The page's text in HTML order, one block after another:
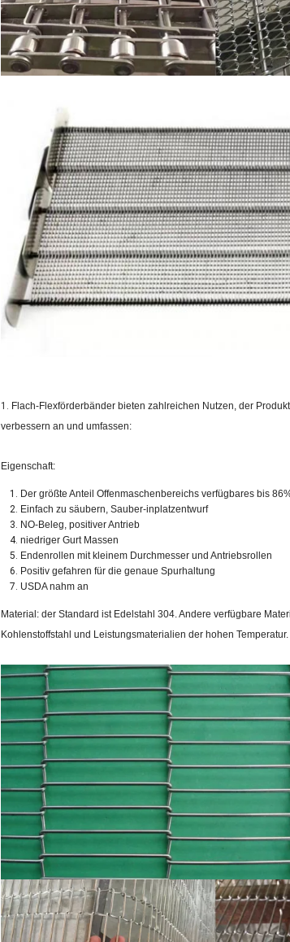
1. Flach-Flexförderbänder bieten zahlreichen Nutzen, der
verbessern an und umfassen:
Eigenschaft:
Der größte Anteil Offenmaschenbereichs verfügbares bis
Einfach zu säubern, Sauber-inplatzentwurf
NO-Beleg, positiver Antrieb
niedriger Gurt Massen
Endenrollen mit kleinem Durchmesser und Antriebsrollen
Positiv gefahren für die genaue Spurhaltung
USDA nahm an
Material: der Standard ist Edelstahl 304. Andere verfügbare
Kohlenstoffstahl und Leistungsmaterialien der hohen Temperatur.